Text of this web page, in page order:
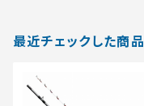
最近チェックした商品